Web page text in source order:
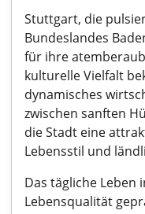
Stuttgart, die
Bundeslandes
für ihre
kulturelle Vielfalt
dynamisches
zwischen sanften
die Stadt eine
Lebensstil und
Das tägliche
Lebensqualität